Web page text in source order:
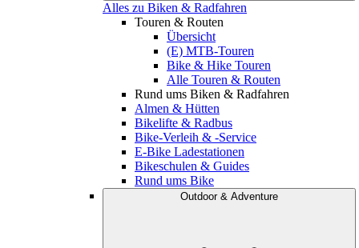
Alles zu Biken & Radfahren
Touren & Routen
Übersicht
(E) MTB-Touren
Bike & Hike Touren
Alle Touren & Routen
Rund ums Biken & Radfahren
Almen & Hütten
Bikelifte & Radbus
Bike-Verleih & -Service
E-Bike Ladestationen
Bikeschulen & Guides
Rund ums Bike
Outdoor & Adventure